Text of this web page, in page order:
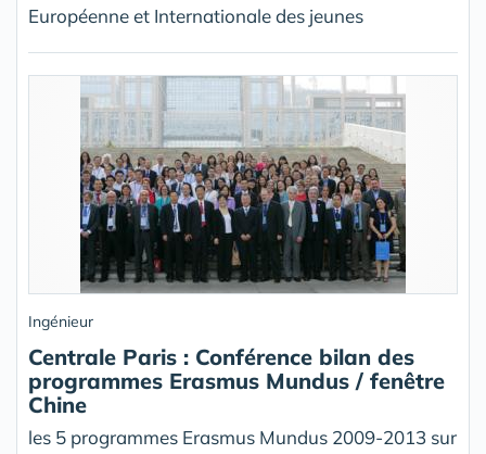
Européenne et Internationale des jeunes
Ingénieur
Centrale Paris : Conférence bilan des
programmes Erasmus Mundus / fenêtre
Chine
les 5 programmes Erasmus Mundus 2009-2013 sur